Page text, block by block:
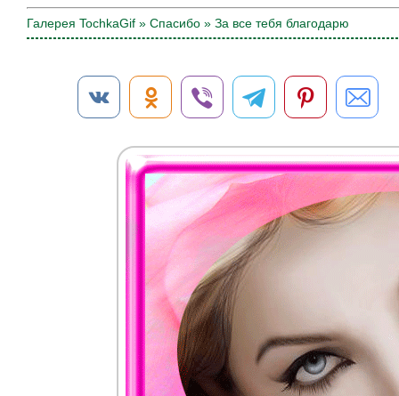
Галерея TochkaGif » Спасибо » За все тебя благодарю